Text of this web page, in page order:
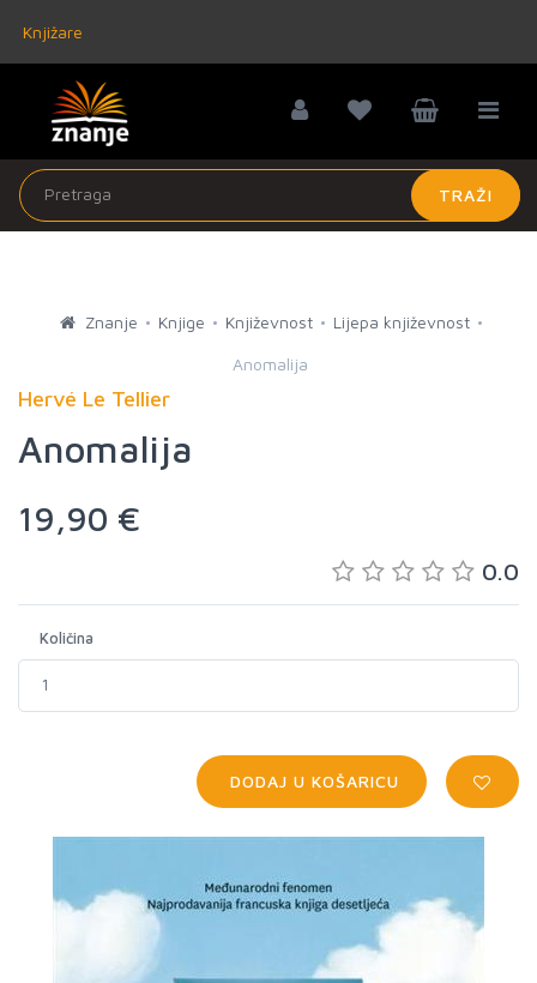
Knjižare
TRAŽI
Znanje Knjige Književnost Lijepa književnost
Anomalija
Hervé Le Tellier
Anomalija
19,90 €
0.0
Količina
DODAJ U KOŠARICU